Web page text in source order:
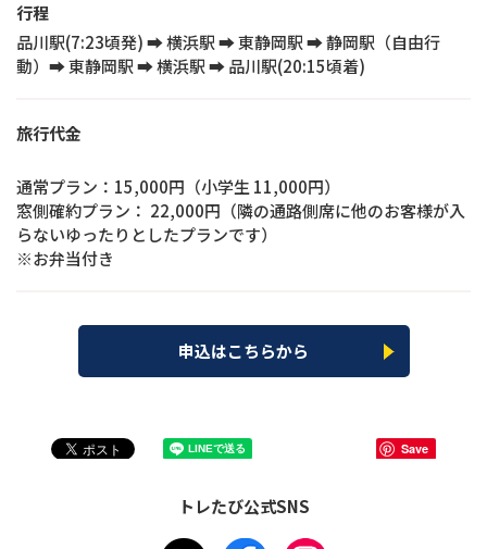
行程
品川駅(7:23頃発) ➡ 横浜駅 ➡ 東静岡駅 ➡ 静岡駅（自由行
動）➡ 東静岡駅 ➡ 横浜駅 ➡ 品川駅(20:15頃着)
旅行代金
通常プラン：15,000円（小学生 11,000円）
窓側確約プラン： 22,000円（隣の通路側席に他のお客様が入
らないゆったりとしたプランです）
※お弁当付き
申込はこちらから
Save
トレたび公式SNS